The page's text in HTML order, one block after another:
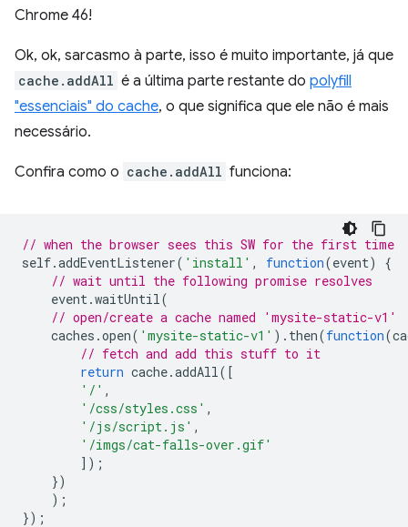
Chrome 46!
Ok, ok, sarcasmo à parte, isso é muito importante, já que
cache.addAll é a última parte restante do polyfill
"essenciais" do cache, o que significa que ele não é mais
necessário.
Confira como o cache.addAll funciona:
// when the browser sees this SW for the first time
self.addEventListener( 'install' , function(event)
{
// wait until the following promise resolves
event.waitUntil(
// open/create a cache named 'mysite-static-v1'
caches .open( 'mysite-static-v1' ). then(function(
// fetch and add this stuff to it
return cache.addAll([
'/' ,
'/css/styles.css' ,
'/js/script.js' ,
'/imgs/cat-falls-over.gif'
]);
})
);
});